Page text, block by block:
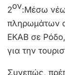
2ον:Μέσω
πληρωμάτων
ΕΚΑΒ σε
για την
Συνεπώς,